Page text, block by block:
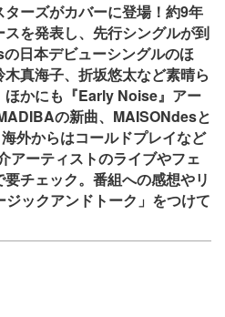
ーズがカバーに登場！約9年
を発表し、先行シングルが到
日本デビューシングルのほ
真海子、折坂悠太など素晴ら
ほかにも『Early Noise』アー
の新曲、MAISONdesと
外からはコールドプレイなど
アーティストのライブやフェ
チェック。番組への感想やリ
ックアンドトーク」をつけて